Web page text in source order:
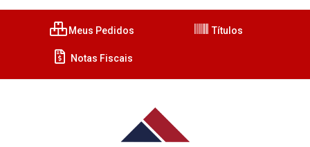
Meus Pedidos Títulos
Notas Fiscais